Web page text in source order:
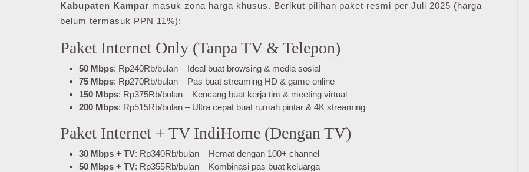
Kabupaten Kampar masuk zona harga khusus. Berikut pilihan paket resmi per Juli 2025 (harga
belum termasuk PPN 11%):
Paket Internet Only (Tanpa TV & Telepon)
50 Mbps: Rp240Rb/bulan – Ideal buat browsing & media sosial
75 Mbps: Rp270Rb/bulan – Pas buat streaming HD & game online
150 Mbps: Rp375Rb/bulan – Kencang buat kerja tim & meeting virtual
200 Mbps: Rp515Rb/bulan – Ultra cepat buat rumah pintar & 4K streaming
Paket Internet + TV IndiHome (Dengan TV)
30 Mbps + TV: Rp340Rb/bulan – Hemat dengan 100+ channel
50 Mbps + TV: Rp355Rb/bulan – Kombinasi pas buat keluarga